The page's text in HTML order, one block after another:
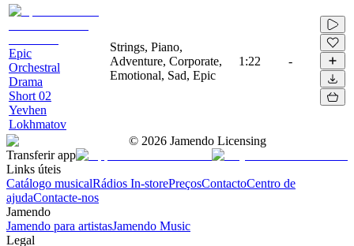
Epic
Orchestral
Drama
Short 02
Yevhen
Lokhmatov
Strings, Piano,
Adventure, Corporate,
Emotional, Sad, Epic
1:22 -
© 2026 Jamendo Licensing
Transferir app
Links úteis
Catálogo musicalRádios In-storePreçosContactoCentro de
ajudaContacte-nos
Jamendo
Jamendo para artistasJamendo Music
Legal